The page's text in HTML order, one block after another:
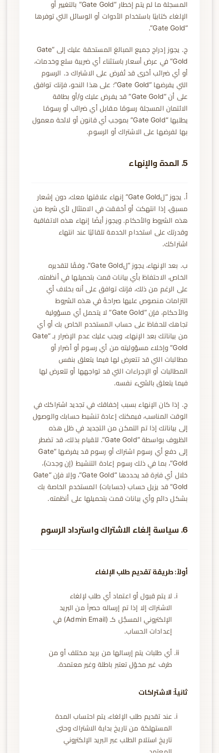
المسجلة ما لم يتم إخطار “Gate Gold” بالتغيير أو
الإلغاء كتابيًا باستخدام الأدوات أو الوسائل التي توفرها
“Gate Gold”.
ج. يجوز إدراج جميع المبالغ المستحقة عليك إلى “Gate
Gold” في عرض أسعار باستثناء أي ضريبة سلع وخدمات،
أو أي ضرائب أخرى قد تُفرض على الاشتراك د. الرسوم
التي يفرضها “Gate Gold”؛ على هذا النحو، فإنك توافق
على أن “Gate Gold” قد يفرض عليك و/أو بطاقة
الائتمان المسجلة رسومًا مقابل أي ضرائب أو رسومًا
يطلبها “Gate Gold” بموجب أي قانون أو لائحة معمول
بها لفرضها على الاشتراك أو الرسوم.
5. المدة والإنهاء
أ. يجوز “لGate Gold” إنهاء علاقتها معك، دون إشعار
مسبق، إذا انتهكت أو أخفقت في الامتثال لأي شرط من
هذه الشروط والأحكام. ويجوز أيضًا إنهاء هذه الاتفاقية
وقدرتك على استخدام الخدمة تلقائيًا عند انتهاء
اشتراكك.
ب. بعد الإنهاء، يجوز “لGate Gold”، وفقًا لتقديره
الخاص، الاحتفاظ بأي بيانات قمت بتحميلها في أنظمته.
على الرغم من ذلك، فإنك توافق على أنه بخلاف أي
التزامات منصوص عليها صراحةً في هذه الشروط
والأحكام، فإن “Gate Gold” لا يتحمل أي مسؤولية
تجاهك للحفاظ على حساب المستخدم الخاص بك أو أي
من بياناتك بعد الإنهاء، ويجب عليك عدم الإضرار بـ “Gate
Gold” وإخلاء مسؤوليته من أي رسوم أو أضرار أو
مطالبات التي قد تتعرض لها فيما يتعلق بنفس
المطالبات أو الإجراءات التي قد تواجهها أو تتعرض لها
فيما يتعلق بالشيء نفسه.
ج. إذا كان الإنهاء بسبب إخفاقك في تجديد اشتراكك في
الوقت المناسب، فيمكنك إعادة تنشيط حسابك والوصول
إلى بياناتك إذا تم التمكن من التجديد في ظل هذه
الظروف بواسطة “Gate Gold”. للقيام بذلك، قد تضطر
إلى دفع أي رسوم اشتراك أو رسوم قد يفرضها “Gate
Gold”، بما في ذلك رسوم إعادة التنشيط (إن وجدت)،
خلال أي فترة قد يحددها “Gate Gold”، وإلا فإن “Gate
Gold” قد يزيل حساب (حسابات) المستخدم الخاصة بك
بشكل دائم وأي بيانات قمت بتحميلها على أنظمته.
6. سياسة إلغاء الاشتراك واسترداد الرسوم
أولاً: طريقة تقديم طلب الإلغاء
لا يتم قبول أو اعتماد أي طلب لإلغاء
الاشتراك إلا إذا تم إرساله حصراً من البريد
الإلكتروني المسجَّل كـ (Admin Email) في
إعدادات الحساب.
أي طلبات يتم إرسالها من بريد مختلف أو من
طرف غير مخوّل تعتبر باطلة وغير معتمدة.
ثانياً: الاشتراكات
عند تقديم طلب الإلغاء، يتم احتساب المدة
المستهلكة من تاريخ بداية الاشتراك وحتى
تاريخ استلام الطلب عبر البريد الإلكتروني